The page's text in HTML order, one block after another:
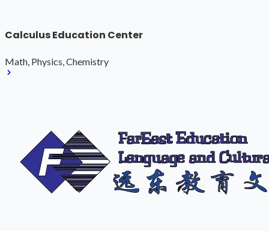
Calculus Education Center
Math, Physics, Chemistry